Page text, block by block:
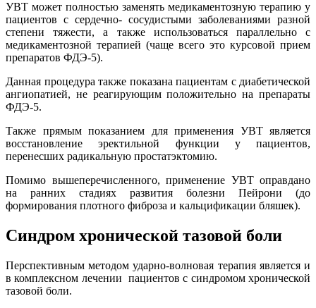
УВТ может полностью заменять медикаментозную терапию у
пациентов с сердечно- сосудистыми заболеваниями разной
степени тяжести, а также использоваться параллельно с
медикаментозной терапией (чаще всего это курсовой прием
препаратов ФДЭ-5).
Данная процедура также показана пациентам с диабетической
ангиопатией, не реагирующим положительно на препараты
ФДЭ-5.
Также прямым показанием для применения УВТ является
восстановление эректильной функции у пациентов,
перенесших радикальную простатэктомию.
Помимо вышеперечисленного, применение УВТ оправдано
на ранних стадиях развития болезни Пейрони (до
формирования плотного фиброза и кальцификации бляшек).
Синдром хронической тазовой боли
Перспективным методом ударно-волновая терапия является и
в комплексном лечении пациентов с синдромом хронической
тазовой боли.